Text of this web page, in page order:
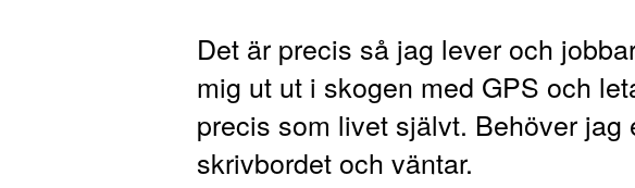
Det är precis så jag lever och
mig ut ut i skogen med GPS och
precis som livet självt. Behöver
skrivbordet och väntar.